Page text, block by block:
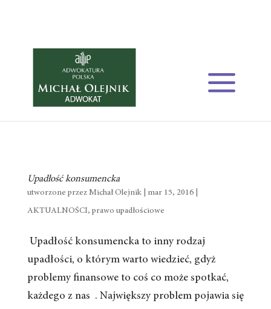
Upadłość konsumencka
utworzone przez Michał Olejnik| mar 15, 2016 |
AKTUALNOŚCI, prawo upadłościowe
Upadłość konsumencka to inny rodzaj
upadłości, o którym warto wiedzieć, gdyż
problemy finansowe to coś co może spotkać,
każdego z nas . Największy problem pojawia się